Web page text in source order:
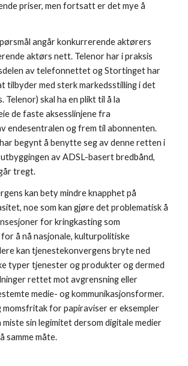
priser, men fortsatt er det mye å
angår konkurrerende aktørers
aktørs nett. Telenor har i praksis
av telefonnettet og Stortinget har
tilbyder med sterk markedsstilling i det
skal ha en plikt til å la
de faste aksesslinjene fra
endesentralen og frem til abonnenten.
begynt å benytte seg av denne retten i
av ADSL-basert bredbånd,
tregt.
kan bety mindre knapphet på
noe som kan gjøre det problematisk å
for kringkasting som
å nå nasjonale, kulturpolitiske
kan tjenestekonvergens bryte ned
typer tjenester og produkter og dermed
rettet mot avgrensning eller
medie- og kommunikasjonsformer.
for papiraviser er eksempler
miste sin legimitet dersom digitale medier
samme måte.